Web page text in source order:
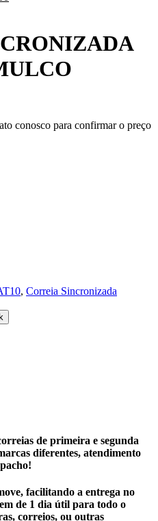
é:
R$2.500,00.
conosco para confirmar o preço
, Correia Sincronizada
de primeira e segunda
diferentes, atendimento
facilitando a entrega no
de 1 dia útil para todo o
correios, ou outras